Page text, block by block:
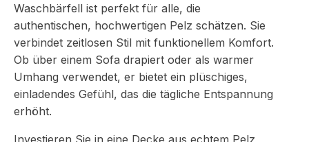
Waschbärfell ist perfekt für alle, die
authentischen, hochwertigen Pelz schätzen. Sie
verbindet zeitlosen Stil mit funktionellem Komfort.
Ob über einem Sofa drapiert oder als warmer
Umhang verwendet, er bietet ein plüschiges,
einladendes Gefühl, das die tägliche Entspannung
erhöht.
Investieren Sie in eine Decke aus echtem Pelz,